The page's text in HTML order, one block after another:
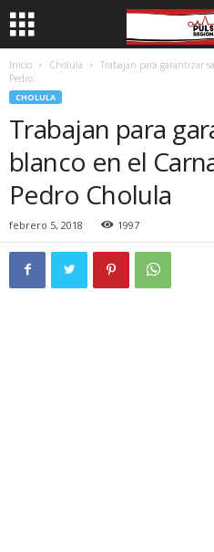
Inicio Cholula
Trabajan para garantizar
Pedro...
CHOLULA
Trabajan para
blanco en el
Pedro Cholula
febrero 5, 2018 1997